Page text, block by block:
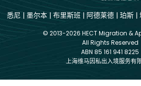
悉尼 | 墨尔本 | 布里斯班 | 阿德莱德 | 珀斯 |
© 2013-2026 HECT Migration &
All Rights Reserved
ABN 85 161 941 8225
上海维马因私出入境服务有